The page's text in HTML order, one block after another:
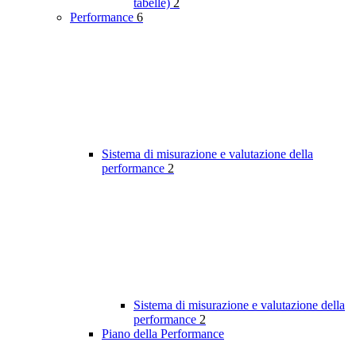
tabelle) 2
Performance 6
Sistema di misurazione e valutazione della
performance 2
Sistema di misurazione e valutazione della
performance 2
Piano della Performance